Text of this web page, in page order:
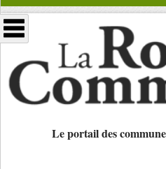
Le portail des